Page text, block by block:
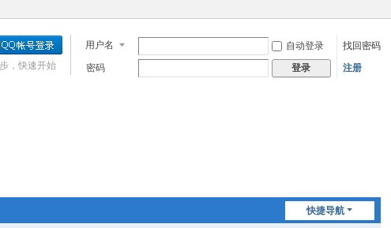
用户名 自动登录
找回密码
密码
登录 注册
，快速开始
快捷导航